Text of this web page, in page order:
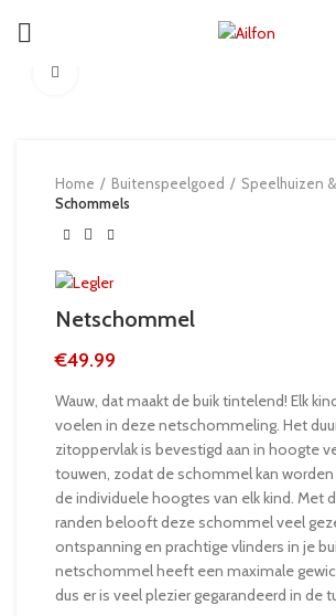
Home Buitenspeelgoed
Speelhuizen
Schommels
Netschommel
€49.99
Wauw, dat maakt de buik tintelend! Elk
voelen in deze netschommeling. Het
zitoppervlak is bevestigd aan in hoogte
touwen, zodat de schommel kan worden
de individuele hoogtes van elk kind. Met
randen belooft deze schommel veel
ontspanning en prachtige vlinders in je
netschommel heeft een maximale
dus er is veel plezier gegarandeerd in de